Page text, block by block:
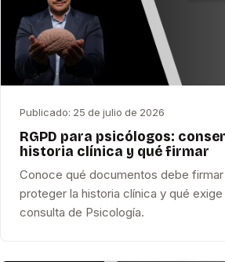
Publicado: 25 de julio de 2026
RGPD para psicólogos:
historia clínica y qué firmar
Conoce qué documentos debe
proteger la historia clínica y qué exige
consulta de Psicología.